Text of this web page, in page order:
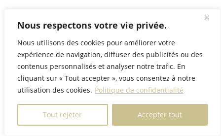
Nous respectons votre vie privée.
Nous utilisons des cookies pour améliorer votre
expérience de navigation, diffuser des publicités ou des
contenus personnalisés et analyser notre trafic. En
cliquant sur « Tout accepter », vous consentez à notre
utilisation des cookies. Politique de confidentialité
Tout rejeter Accepter tout